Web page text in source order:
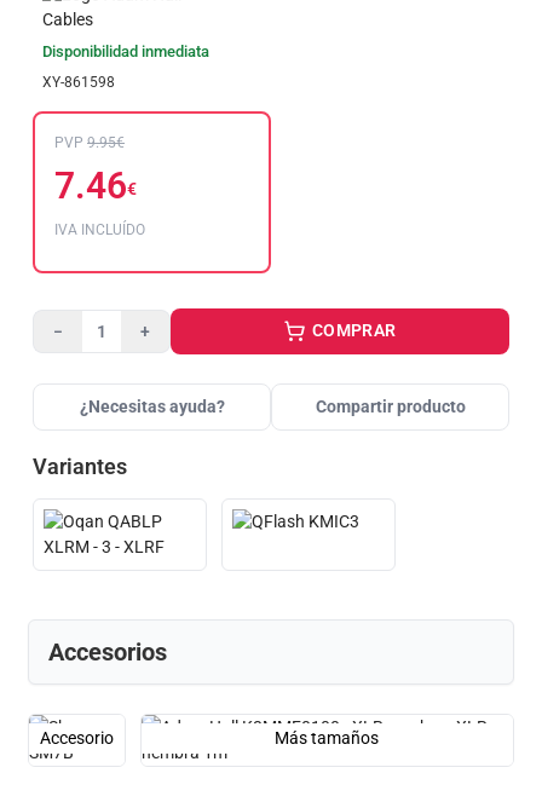
Disponibilidad inmediata
XY-861598
PVP 9.95€
7.46€
IVA INCLUÍDO
− + COMPRAR
¿Necesitas ayuda? Compartir producto
Variantes
Accesorios
Accesorio Más tamaños